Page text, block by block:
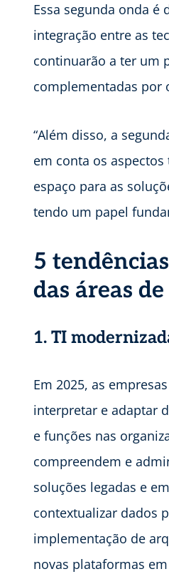
Essa segunda onda é
integração entre as
continuarão a ter um
complementadas por
“Além disso, a
em conta os
espaço para as
tendo um papel
5
das áreas
1. TI
Em 2025, as
interpretar e adaptar
e funções nas
compreendem e
soluções legadas e
contextualizar dados
implementação de
novas plataformas